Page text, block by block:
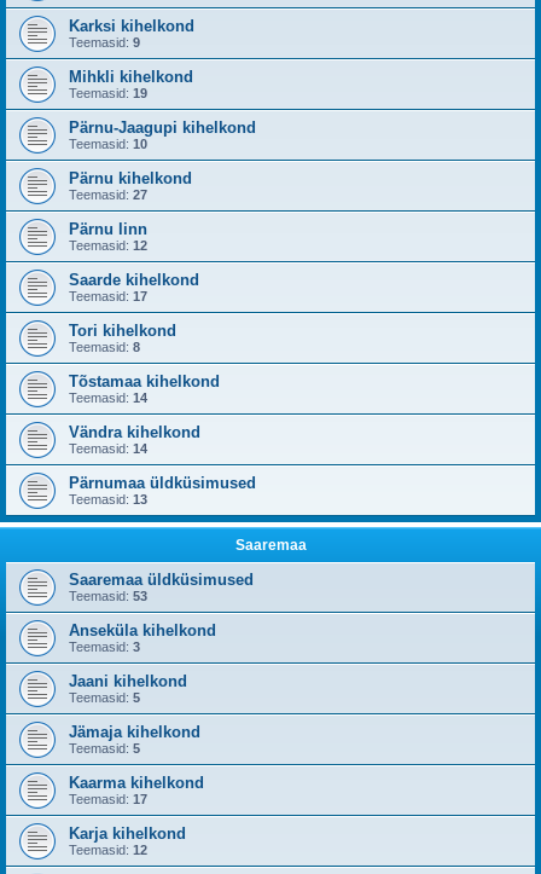
Karksi kihelkond
Teemasid: 9
Mihkli kihelkond
Teemasid: 19
Pärnu-Jaagupi kihelkond
Teemasid: 10
Pärnu kihelkond
Teemasid: 27
Pärnu linn
Teemasid: 12
Saarde kihelkond
Teemasid: 17
Tori kihelkond
Teemasid: 8
Tõstamaa kihelkond
Teemasid: 14
Vändra kihelkond
Teemasid: 14
Pärnumaa üldküsimused
Teemasid: 13
Saaremaa
Saaremaa üldküsimused
Teemasid: 53
Anseküla kihelkond
Teemasid: 3
Jaani kihelkond
Teemasid: 5
Jämaja kihelkond
Teemasid: 5
Kaarma kihelkond
Teemasid: 17
Karja kihelkond
Teemasid: 12